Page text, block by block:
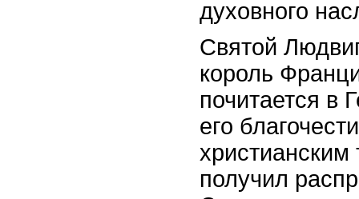
духовного
Святой
король
почитается в
его
христианским
получил